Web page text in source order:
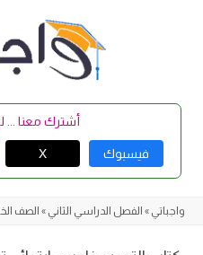
أشترك معنا ...
فيسبوك X
واجباتي » الفصل الدراسي الثاني » الصف